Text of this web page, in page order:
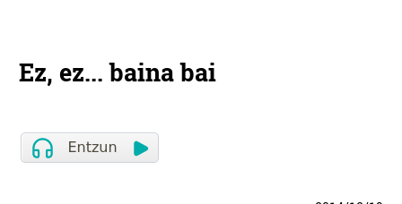
Ez, ez... baina bai